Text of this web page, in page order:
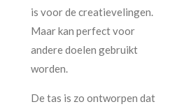
is voor de creatievelingen.
Maar kan perfect voor
andere doelen gebruikt
worden.
De tas is zo ontworpen dat